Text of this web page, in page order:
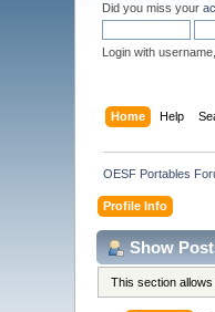
Did you miss your
Login with
Home Help
OESF Portables
Profile Info
Show
This section